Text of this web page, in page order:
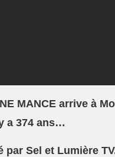
MANCE arrive à
a 374 ans…
par Sel et Lumière